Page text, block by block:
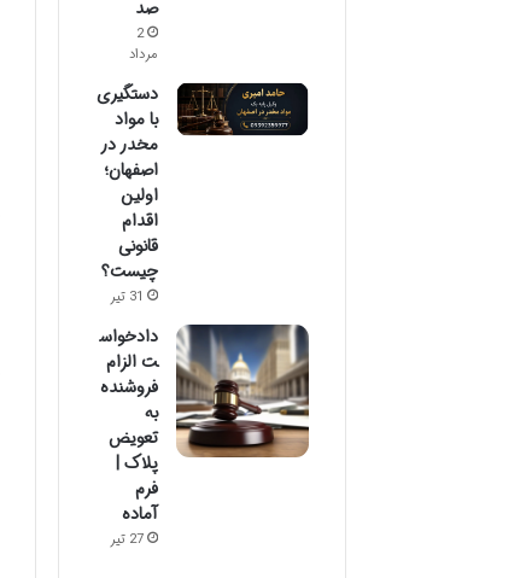
صد
2
مرداد
دستگیری
با مواد
مخدر در
اصفهان؛
اولین
اقدام
قانونی
چیست؟
31 تیر
دادخواس
ت الزام
فروشنده
به
تعویض
پلاک |
فرم
آماده
27 تیر